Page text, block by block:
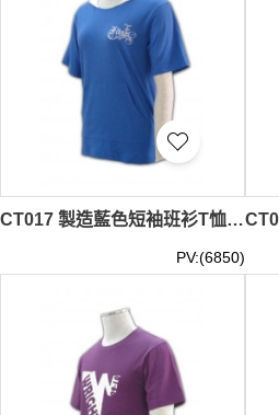
CT017 製造藍色短袖班衫T恤 個人設計連帽團體Soc衫 班衫專門店
PV:(6850)